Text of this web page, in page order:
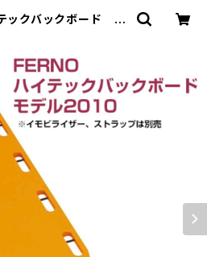
ックバックボード モ
・ワークス」